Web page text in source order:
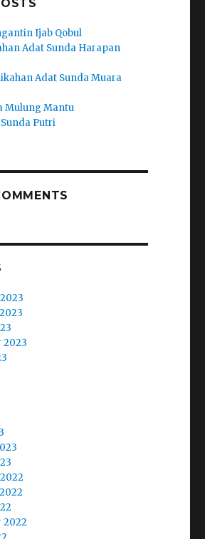
Ijab Qobul
Adat Sunda Harapan
Adat Sunda Muara
Mulung Mantu
Putri
2023
2022